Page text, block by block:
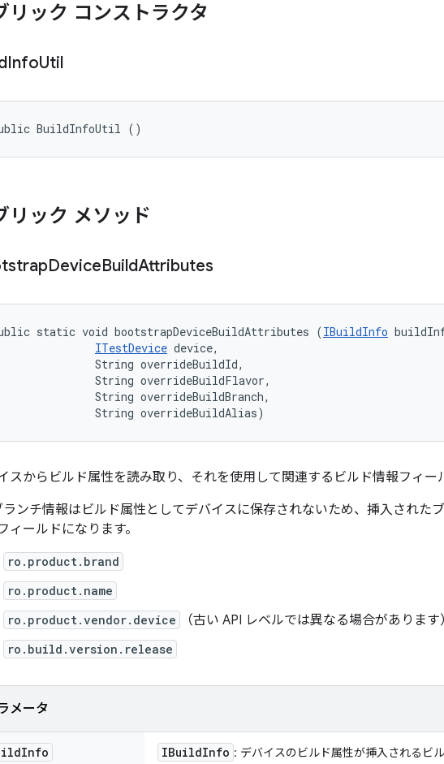
リック コンストラクタ
InfoUtil
BuildInfoUtil ()
リック メソッド
DeviceBuildAttributes
static void bootstrapDeviceBuildAttributes (IBuildInfo
ITestDevice device,
String overrideBuildId,
String overrideBuildFlavor,
String overrideBuildBranch,
String overrideBuildAlias)
スからビルド属性を読み取り、それを使用して関連するビルド情報フィー
ランチ情報はビルド属性としてデバイスに保存されないため、挿入された
ィールドになります。
ro.product.brand
ro.product.name
ro.product.vendor.device
（古い API レベルでは異なる場合があります）
ro.build.version.release
メータ
Info IBuildInfo : デバイスのビルド属性が挿入されるビ